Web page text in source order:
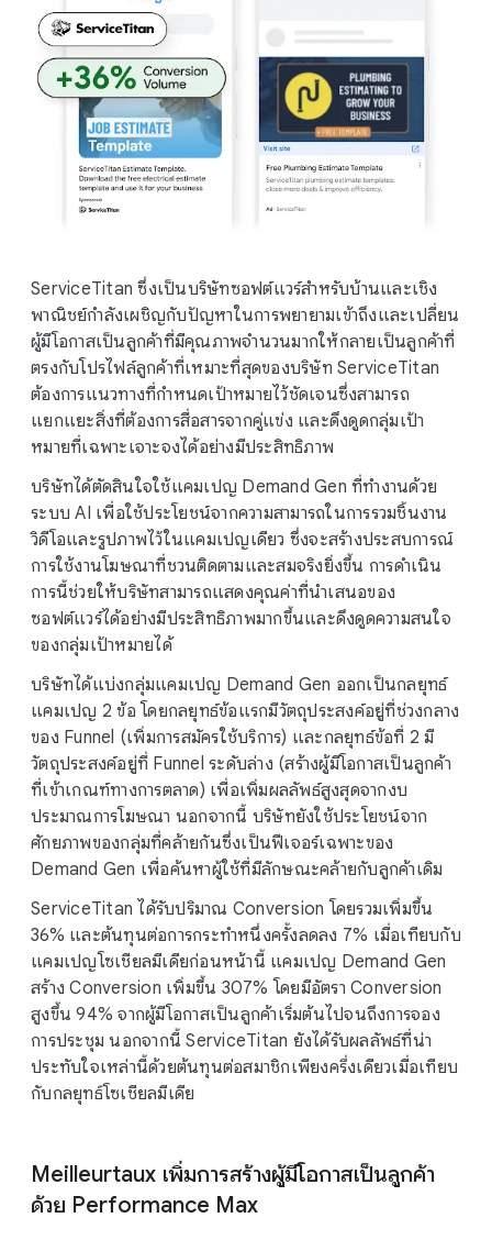
ServiceTitan ซึ่งเป็นบริษัทซอฟต์แวร์สำหรับบ้านและเชิง
พาณิชย์กำลังเผชิญกับปัญหาในการพยายามเข้าถึงและเปลี่ยน
ผู้มีโอกาสเป็นลูกค้าที่มีคุณภาพจำนวนมากให้กลายเป็นลูกค้าที่
ตรงกับโปรไฟล์ลูกค้าที่เหมาะที่สุดของบริษัท ServiceTitan
ต้องการแนวทางที่กำหนดเป้าหมายไว้ชัดเจนซึ่งสามารถ
แยกแยะสิ่งที่ต้องการสื่อสารจากคู่แข่ง และดึงดูดกลุ่มเป้า
หมายที่เฉพาะเจาะจงได้อย่างมีประสิทธิภาพ
บริษัทได้ตัดสินใจใช้แคมเปญ Demand Gen ที่ทำงานด้วย
ระบบ AI เพื่อใช้ประโยชน์จากความสามารถในการรวมชิ้นงาน
วิดีโอและรูปภาพไว้ในแคมเปญเดียว ซึ่งจะสร้างประสบการณ์
การใช้งานโฆษณาที่ชวนติดตามและสมจริงยิ่งขึ้น การดำเนิน
การนี้ช่วยให้บริษัทสามารถแสดงคุณค่าที่นำเสนอของ
ซอฟต์แวร์ได้อย่างมีประสิทธิภาพมากขึ้นและดึงดูดความสนใจ
ของกลุ่มเป้าหมายได้
บริษัทได้แบ่งกลุ่มแคมเปญ Demand Gen ออกเป็นกลยุทธ์
แคมเปญ 2 ข้อ โดยกลยุทธ์ข้อแรกมีวัตถุประสงค์อยู่ที่ช่วงกลาง
ของ Funnel (เพิ่มการสมัครใช้บริการ) และกลยุทธ์ข้อที่ 2 มี
วัตถุประสงค์อยู่ที่ Funnel ระดับล่าง (สร้างผู้มีโอกาสเป็นลูกค้า
ที่เข้าเกณฑ์ทางการตลาด) เพื่อเพิ่มผลลัพธ์สูงสุดจากงบ
ประมาณการโฆษณา นอกจากนี้ บริษัทยังใช้ประโยชน์จาก
ศักยภาพของกลุ่มที่คล้ายกันซึ่งเป็นฟีเจอร์เฉพาะของ
Demand Gen เพื่อค้นหาผู้ใช้ที่มีลักษณะคล้ายกับลูกค้าเดิม
ServiceTitan ได้รับปริมาณ Conversion โดยรวมเพิ่มขึ้น
36% และต้นทุนต่อการกระทำหนึ่งครั้งลดลง 7% เมื่อเทียบกับ
แคมเปญโซเชียลมีเดียก่อนหน้านี้ แคมเปญ Demand Gen
สร้าง Conversion เพิ่มขึ้น 307% โดยมีอัตรา Conversion
สูงขึ้น 94% จากผู้มีโอกาสเป็นลูกค้าเริ่มต้นไปจนถึงการจอง
การประชุม นอกจากนี้ ServiceTitan ยังได้รับผลลัพธ์ที่น่า
ประทับใจเหล่านี้ด้วยต้นทุนต่อสมาชิกเพียงครึ่งเดียวเมื่อเทียบ
กับกลยุทธ์โซเชียลมีเดีย
Meilleurtaux เพิ่มการสร้างผู้มีโอกาสเป็นลูกค้า
ด้วย Performance Max